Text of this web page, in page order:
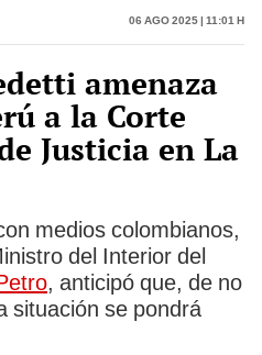
06 Ago 2025 | 11:01 h
amenaza
a la Corte
Justicia en La
medios colombianos,
del Interior del
, anticipó que, de no
situación se pondrá